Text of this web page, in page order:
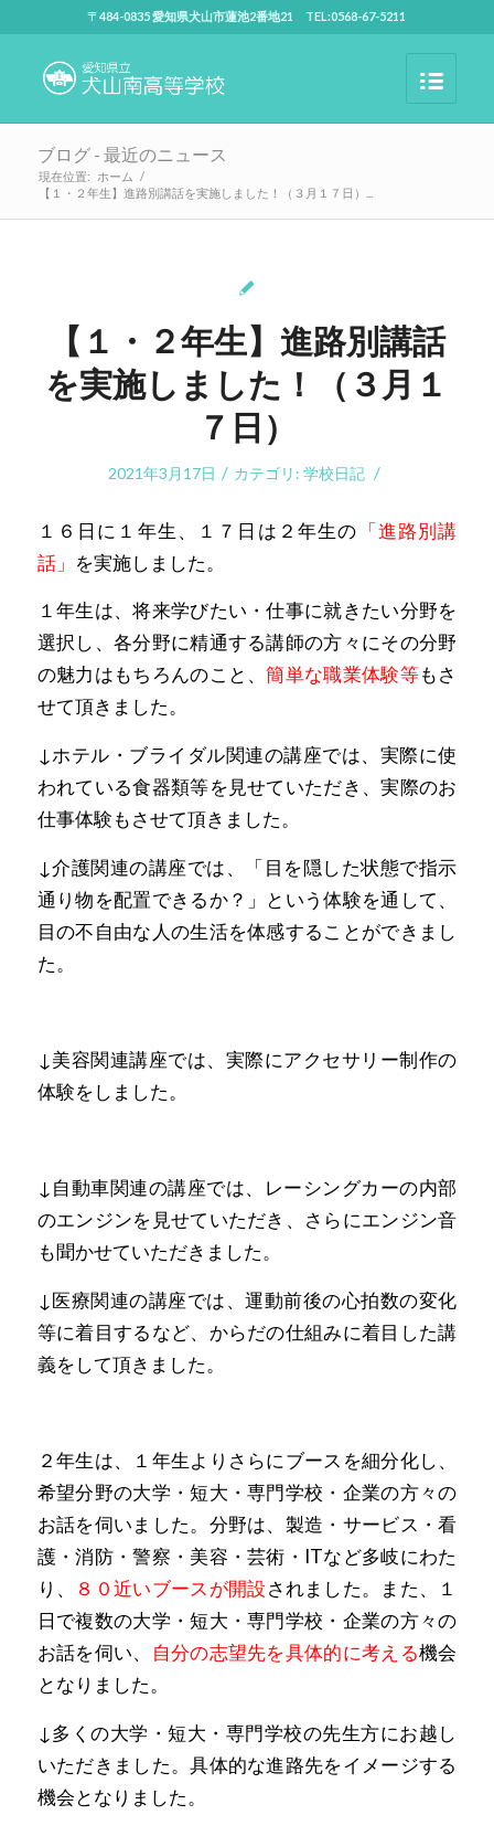
〒484-0835 愛知県犬山市蓮池2番地21 TEL:0568-67-5211
ブログ - 最近のニュース
現在位置: ホーム /
【１・２年生】進路別講話を実施しました！（３月１７日）...
【１・２年生】進路別講話
を実施しました！（３月１
７日）
2021年3月17日 / カテゴリ: 学校日記 /
１６日に１年生、１７日は２年生の 「進路別講
話」 を実施しました。
１年生は、将来学びたい・仕事に就きたい分野を
選択し、各分野に精通する講師の方々にその分野
の魅力はもちろんのこと、簡単な職業体験等もさ
せて頂きました。
↓ホテル・ブライダル関連の講座では、実際に使
われている食器類等を見せていただき、実際のお
仕事体験もさせて頂きました。
↓介護関連の講座では、「目を隠した状態で指示
通り物を配置できるか？」という体験を通して、
目の不自由な人の生活を体感することができまし
た。
↓美容関連講座では、実際にアクセサリー制作の
体験をしました。
↓自動車関連の講座では、レーシングカーの内部
のエンジンを見せていただき、さらにエンジン音
も聞かせていただきました。
↓医療関連の講座では、運動前後の心拍数の変化
等に着目するなど、からだの仕組みに着目した講
義をして頂きました。
２年生は、１年生よりさらにブースを細分化し、
希望分野の大学・短大・専門学校・企業の方々の
お話を伺いました。分野は、製造・サービス・看
護・消防・警察・美容・芸術・ITなど多岐にわた
り、
８０近いブースが開設されました。また、１
日で複数の大学・短大・専門学校・企業の方々の
お話を伺い、
自分の志望先を具体的に考える機会
となりました。
↓多くの大学・短大・専門学校の先生方にお越し
いただきました。具体的な進路先をイメージする
機会となりました。